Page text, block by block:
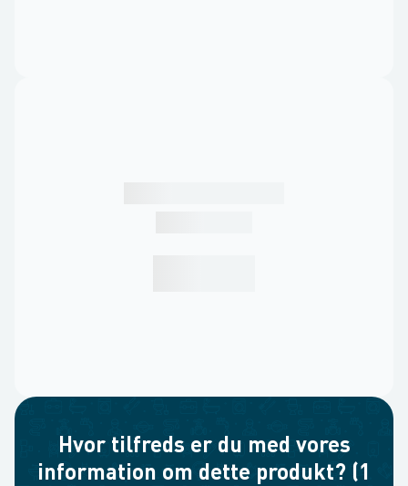
Hvor tilfreds er du med vores
information om dette produkt? (1